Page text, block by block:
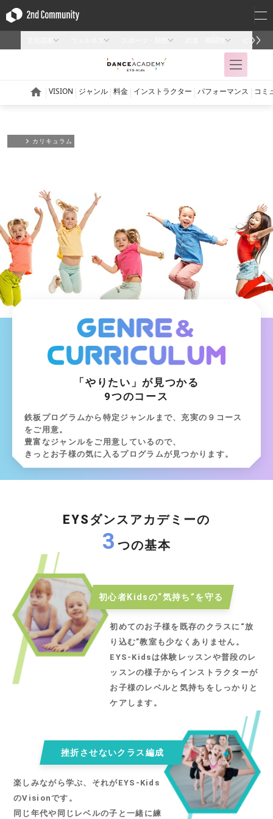
カリキュラム
「やりたい」が見つかる
9つのコース
鉄板プログラムから特定ジャンルまで、充実の９コース
をご用意。
豊富なジャンルをご用意しているので、
きっとお子様の気に入るプログラムが見つかります。
EYSダンスアカデミーの
3 つの基本
初心者Kidsの“気持ち”を守る
初めてのお子様を既存のクラスに“放
り込む”教室も少なくありません。
EYS-Kidsは体験レッスンや普段のレ
ッスンの様子からインストラクターが
お子様のレベルと気持ちをしっかりと
ケアします。
楽しみながら学ぶ、それがEYS-Kids
のVisionです。
同じ年代や同じレベルの子と一緒に練
挫折させないクラス編成